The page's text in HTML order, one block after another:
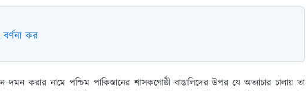
কর
দমন করার নামে পশ্চিম পাকিস্তানের শাসকগোষ্ঠী বাঙালিদের উপর যে অত্যাচার চালায় তা